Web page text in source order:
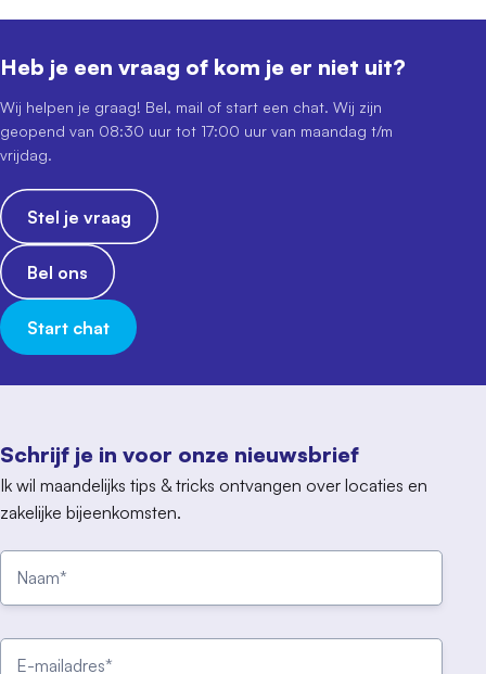
Schrijf je in voor onze nieuwsbrief
Ik wil maandelijks tips & tricks ontvangen over locaties en
zakelijke bijeenkomsten.
Heb je een vraag of kom je er niet uit?
Wij helpen je graag! Bel, mail of start een chat. Wij zijn
geopend van 08:30 uur tot 17:00 uur van maandag t/m
vrijdag.
Stel je vraag
Bel ons
Start chat